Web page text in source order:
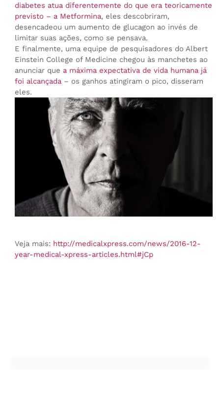
diabetes atua diferentemente do que era teoricamente
previsto – a Metformina, eles descobriram,
desencadeou um aumento de glucagon ao invés de
limitar suas ações, como se pensava.
E finalmente, uma equipe de pesquisadores do Albert
Einstein College of Medicine chegou às manchetes ao
anunciar que a máxima expectativa de vida humana já
foi alcançada– os ganhos atingiram o pico, disseram
eles.
Veja mais: http://medicalxpress.com/news/2016-12-
year-medical-xpress-articles.html#jCp